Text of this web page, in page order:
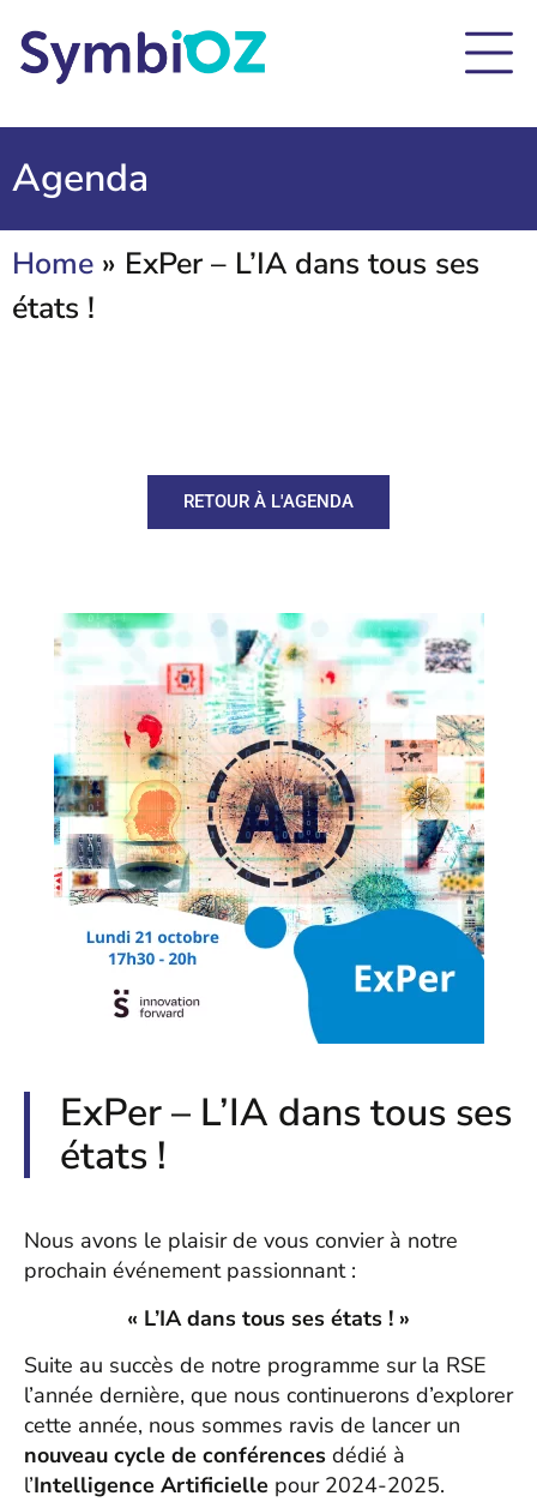
Agenda
Home » ExPer – L’IA dans tous ses
états !
RETOUR À L'AGENDA
ExPer – L’IA dans tous ses
états !
Nous avons le plaisir de vous convier à notre
prochain événement passionnant :
« L’IA dans tous ses états ! »
Suite au succès de notre programme sur la RSE
l’année dernière, que nous continuerons d’explorer
cette année, nous sommes ravis de lancer un
nouveau cycle de conférences dédié à
l’Intelligence Artificielle pour 2024-2025.